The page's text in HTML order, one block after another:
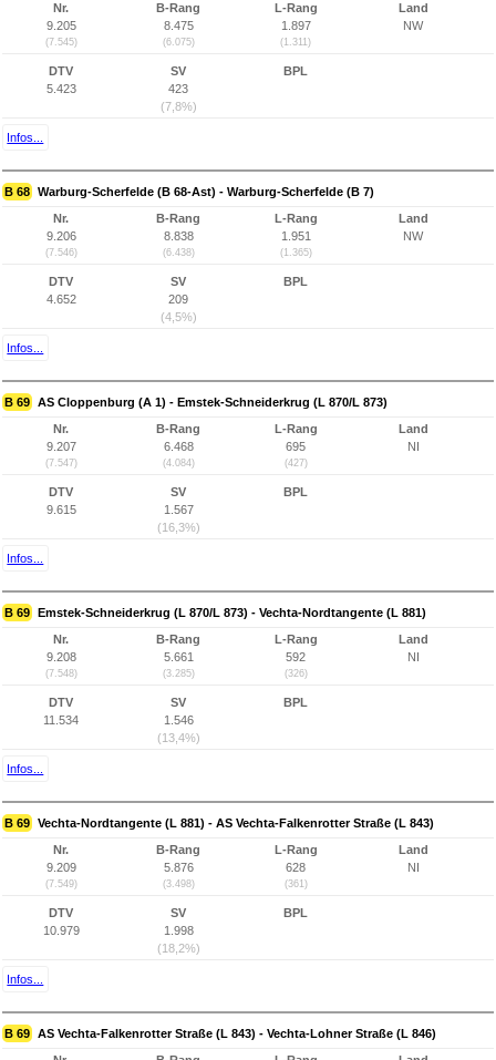
Nr.
9.205
(7.545)
B-Rang
8.475
(6.075)
L-Rang
1.897
(1.311)
Land
NW
DTV
5.423
SV
423
(7,8%)
BPL
Infos...
B 68 Warburg-Scherfelde (B 68-Ast) - Warburg-Scherfelde (B 7)
Nr.
9.206
(7.546)
B-Rang
8.838
(6.438)
L-Rang
1.951
(1.365)
Land
NW
DTV
4.652
SV
209
(4,5%)
BPL
Infos...
B 69 AS Cloppenburg (A 1) - Emstek-Schneiderkrug (L 870/L 873)
Nr.
9.207
(7.547)
B-Rang
6.468
(4.084)
L-Rang
695
(427)
Land
NI
DTV
9.615
SV
1.567
(16,3%)
BPL
Infos...
B 69 Emstek-Schneiderkrug (L 870/L 873) - Vechta-Nordtangente (L 881)
Nr.
9.208
(7.548)
B-Rang
5.661
(3.285)
L-Rang
592
(326)
Land
NI
DTV
11.534
SV
1.546
(13,4%)
BPL
Infos...
B 69 Vechta-Nordtangente (L 881) - AS Vechta-Falkenrotter Straße (L 843)
Nr.
9.209
(7.549)
B-Rang
5.876
(3.498)
L-Rang
628
(361)
Land
NI
DTV
10.979
SV
1.998
(18,2%)
BPL
Infos...
B 69 AS Vechta-Falkenrotter Straße (L 843) - Vechta-Lohner Straße (L 846)